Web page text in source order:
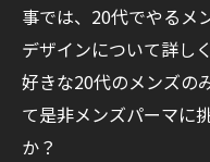
事では、20代でやるメ
デザインについて詳し
好きな20代のメンズの
て是非メンズパーマに
か？